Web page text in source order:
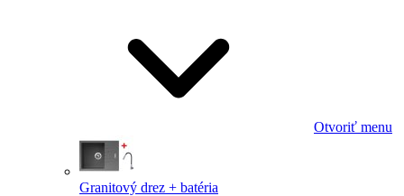
Otvoriť menu
Granitový drez + batéria